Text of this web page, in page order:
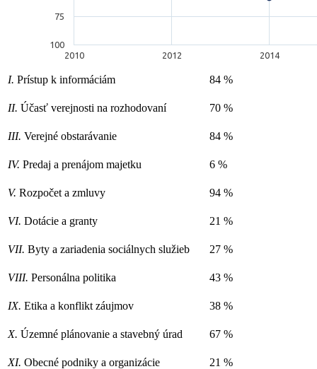
2010 2012 2014
75
100
I. Prístup k informáciám 84 %
II. Účasť verejnosti na rozhodovaní 70 %
III. Verejné obstarávanie 84 %
IV. Predaj a prenájom majetku 6 %
V. Rozpočet a zmluvy 94 %
VI. Dotácie a granty 21 %
VII. Byty a zariadenia sociálnych služieb 27 %
VIII. Personálna politika 43 %
IX. Etika a konflikt záujmov 38 %
X. Územné plánovanie a stavebný úrad 67 %
XI. Obecné podniky a organizácie
21 %